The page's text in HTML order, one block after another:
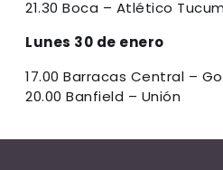
21.30 Boca – Atlético
Lunes 30 de enero
17.00 Barracas Central –
20.00 Banfield – Unión